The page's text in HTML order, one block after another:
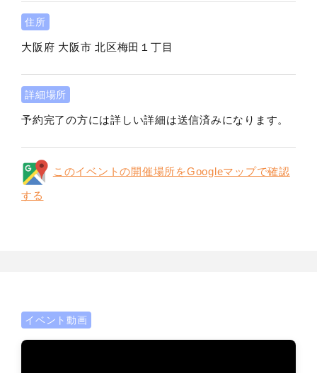
住所
大阪府 大阪市 北区梅田１丁目
詳細場所
予約完了の方には詳しい詳細は送信済みになります。
このイベントの開催場所をGoogleマップで確認
する
イベント動画